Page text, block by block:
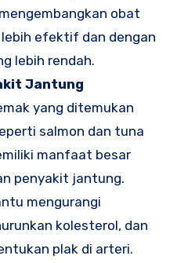
obat
efektif dan dengan
lebih rendah.
Jantung
yang ditemukan
salmon dan tuna
manfaat besar
penyakit jantung.
mengurangi
kolesterol, dan
plak di arteri.